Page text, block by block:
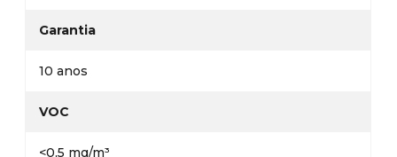
Garantia
10 anos
VOC
<0,5 mg/m³